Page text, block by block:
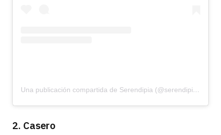
Una publicación compartida de Serendipia (@serendipiaslowfoodbar)
2. Casero